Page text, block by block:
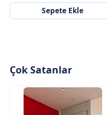
Sepete Ekle
Çok Satanlar